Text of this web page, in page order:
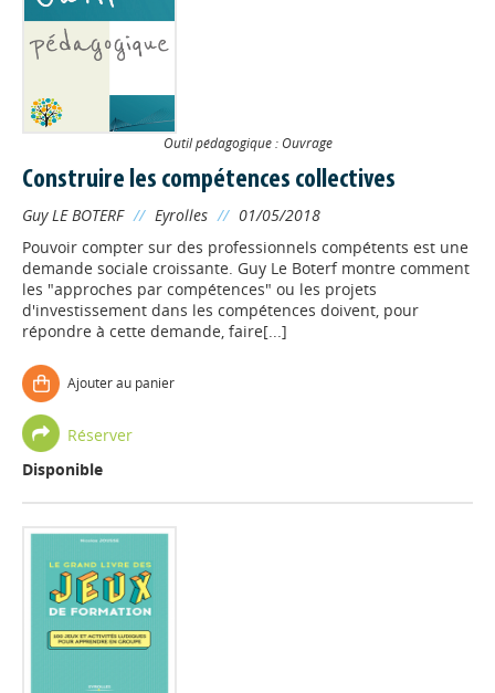
Outil pédagogique : Ouvrage
Construire les compétences collectives
Guy LE BOTERF // Eyrolles // 01/05/2018
Pouvoir compter sur des professionnels compétents est une
demande sociale croissante. Guy Le Boterf montre comment
les "approches par compétences" ou les projets
d'investissement dans les compétences doivent, pour
répondre à cette demande, faire[...]
Ajouter au panier
Réserver
Disponible